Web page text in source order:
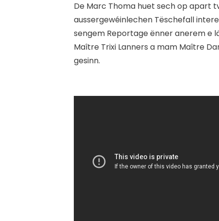
De Marc Thoma huet sech op apart
aussergewéinlechen Tëschefall
sengem Reportage ënner anerem e
Maître Trixi Lanners a mam Maître
gesinn.